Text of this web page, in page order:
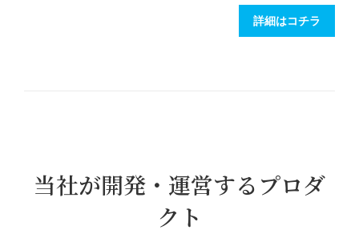
詳細はコチラ
当社が開発・運営するプロダ
クト